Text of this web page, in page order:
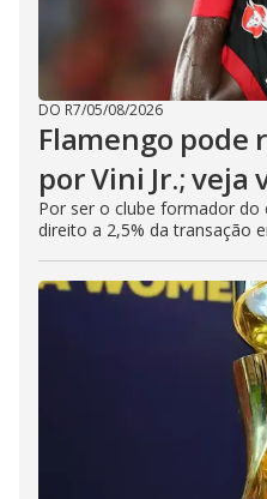
DO R7/05/08/2026
Flamengo pode
por Vini Jr.; veja
Por ser o clube formador do
direito a 2,5% da transação